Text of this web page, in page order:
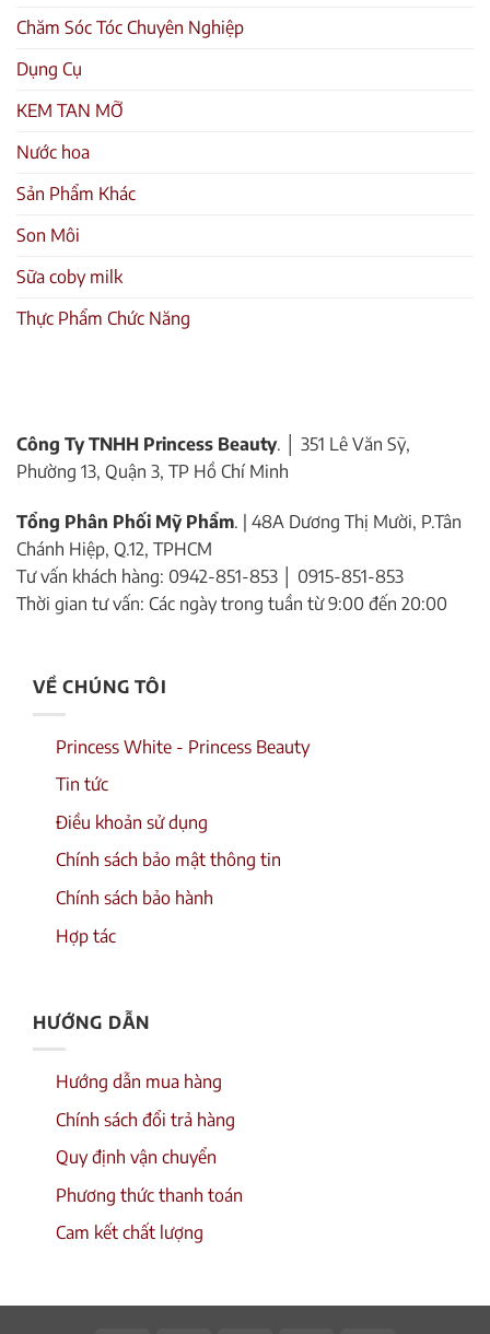
Chăm Sóc Tóc Chuyên Nghiệp
Dụng Cụ
KEM TAN MỠ
Nước hoa
Sản Phẩm Khác
Son Môi
Sữa coby milk
Thực Phẩm Chức Năng
Công Ty TNHH Princess Beauty. │ 351 Lê Văn Sỹ,
Phường 13, Quận 3, TP Hồ Chí Minh
Tổng Phân Phối Mỹ Phẩm. | 48A Dương Thị Mười, P.Tân
Chánh Hiệp, Q.12, TPHCM
Tư vấn khách hàng: 0942-851-853 │ 0915-851-853
Thời gian tư vấn: Các ngày trong tuần từ 9:00 đến 20:00
VỀ CHÚNG TÔI
Princess White - Princess Beauty
Tin tức
Điều khoản sử dụng
Chính sách bảo mật thông tin
Chính sách bảo hành
Hợp tác
HƯỚNG DẪN
Hướng dẫn mua hàng
Chính sách đổi trả hàng
Quy định vận chuyển
Phương thức thanh toán
Cam kết chất lượng